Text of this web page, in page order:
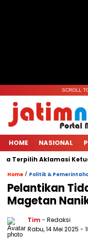
SCROLL
HOME NASIONAL
Terpilih Aklamasi Ketua
Home / Politik &
Pelantikan
Magetan
Tim - Redaksi
Rabu, 14 Mei 2025 -